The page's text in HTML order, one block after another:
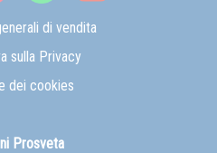
di vendita
sulla Privacy
dei cookies
Prosveta